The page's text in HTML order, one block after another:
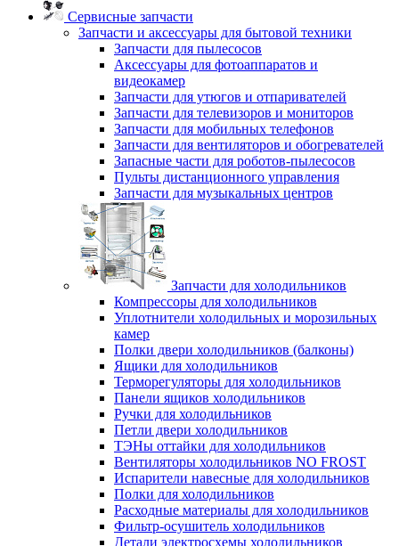
Сервисные запчасти
Запчасти и аксессуары для бытовой техники
Запчасти для пылесосов
Аксессуары для фотоаппаратов и
видеокамер
Запчасти для утюгов и отпаривателей
Запчасти для телевизоров и мониторов
Запчасти для мобильных телефонов
Запчасти для вентиляторов и обогревателей
Запасные части для роботов-пылесосов
Пульты дистанционного управления
Запчасти для музыкальных центров
Запчасти для холодильников
Компрессоры для холодильников
Уплотнители холодильных и морозильных
камер
Полки двери холодильников (балконы)
Ящики для холодильников
Терморегуляторы для холодильников
Панели ящиков холодильников
Ручки для холодильников
Петли двери холодильников
ТЭНы оттайки для холодильников
Вентиляторы холодильников NO FROST
Испарители навесные для холодильников
Полки для холодильников
Расходные материалы для холодильников
Фильтр-осушитель холодильников
Детали электросхемы холодильников